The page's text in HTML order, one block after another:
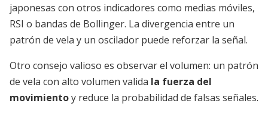
japonesas con otros indicadores como medias móviles,
RSI o bandas de Bollinger. La divergencia entre un
patrón de vela y un oscilador puede reforzar la señal.
Otro consejo valioso es observar el volumen: un patrón
de vela con alto volumen valida la fuerza del
movimientoy reduce la probabilidad de falsas señales.